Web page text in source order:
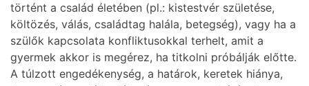
történt a család életében (pl.: kistestvér születése,
költözés, válás, családtag halála, betegség), vagy ha a
szülők kapcsolata konfliktusokkal terhelt, amit a
gyermek akkor is megérez, ha titkolni próbálják előtte.
A túlzott engedékenység, a határok, keretek hiánya,